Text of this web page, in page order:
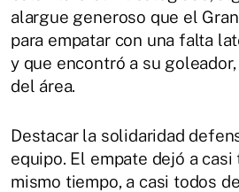
alargue generoso que el
para empatar con una falta
y que encontró a su
del área.
Destacar la solidaridad
equipo. El empate dejó a casi
mismo tiempo, a casi todos